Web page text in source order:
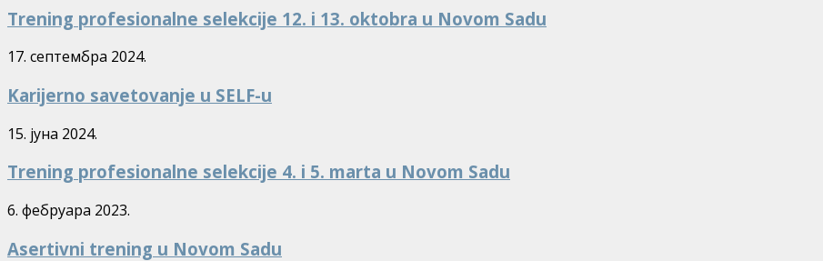
Trening profesionalne selekcije 12. i 13. oktobra u Novom Sadu
17. септембра 2024.
Karijerno savetovanje u SELF-u
15. јуна 2024.
Trening profesionalne selekcije 4. i 5. marta u Novom Sadu
6. фебруара 2023.
Asertivni trening u Novom Sadu